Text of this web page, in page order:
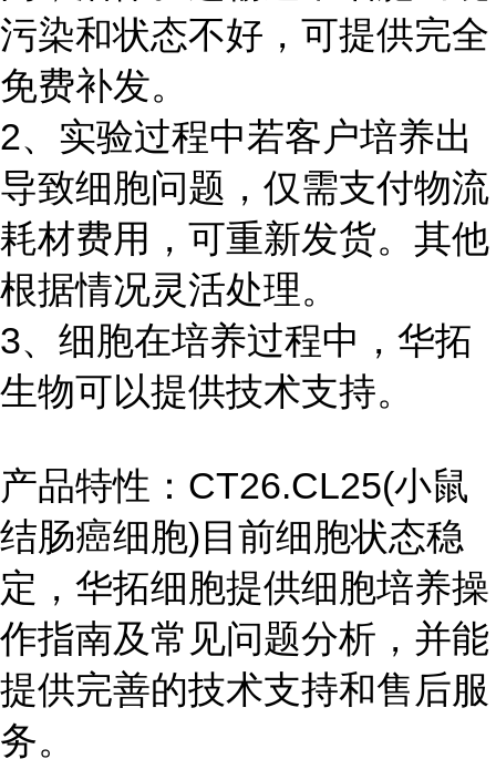
污染和状态不好，可提供完全
免费补发。
2、实验过程中若客户培养出
导致细胞问题，仅需支付物流
耗材费用，可重新发货。其他
根据情况灵活处理。
3、细胞在培养过程中，华拓
生物可以提供技术支持。
产品特性：CT26.CL25(小鼠
结肠癌细胞)目前细胞状态稳
定，华拓细胞提供细胞培养操
作指南及常见问题分析，并能
提供完善的技术支持和售后服
务。